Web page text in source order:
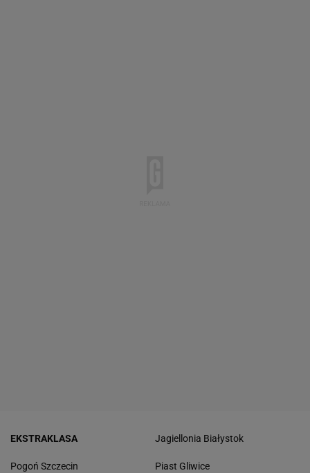
EKSTRAKLASA
Pogoń Szczecin
Jagiellonia Białystok
Piast Gliwice